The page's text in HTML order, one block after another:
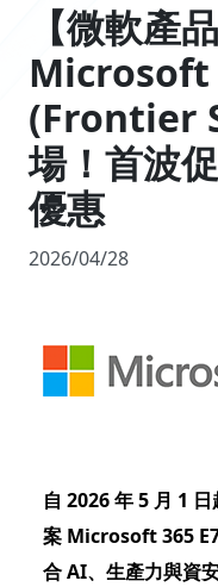
【微軟產
Microsoft
(Frontier
場！首波
優惠
2026/04/28
自 2026 年 5 月 1
案 Microsoft 365
合 AI、生產力與資